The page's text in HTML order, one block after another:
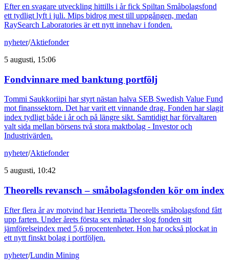
Efter en svagare utveckling hittills i år fick Spiltan Småbolagsfond
ett tydligt lyft i juli. Mips bidrog mest till uppgången, medan
RaySearch Laboratories är ett nytt innehav i fonden.
nyheter/Aktiefonder
5 augusti, 15:06
Fondvinnare med banktung portfölj
Tommi Saukkoriipi har styrt nästan halva SEB Swedish Value Fund
mot finanssektorn. Det har varit ett vinnande drag. Fonden har slagit
index tydligt både i år och på längre sikt. Samtidigt har förvaltaren
valt sida mellan börsens två stora maktbolag - Investor och
Industrivärden.
nyheter/Aktiefonder
5 augusti, 10:42
Theorells revansch – småbolagsfonden kör om index
Efter flera år av motvind har Henrietta Theorells småbolagsfond fått
upp farten. Under årets första sex månader slog fonden sitt
jämförelseindex med 5,6 procentenheter. Hon har också plockat in
ett nytt finskt bolag i portföljen.
nyheter/Lundin Mining